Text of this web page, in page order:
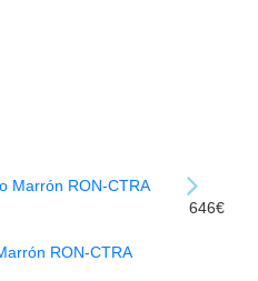
646€
RON-CTRA